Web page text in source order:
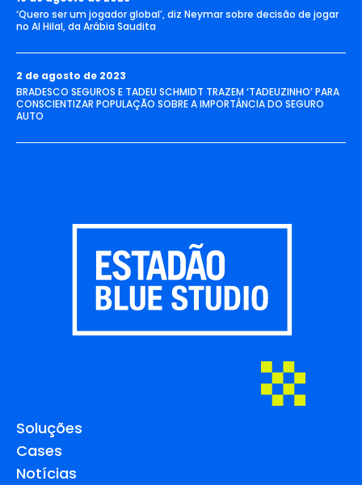
‘Quero ser um jogador global’, diz Neymar sobre decisão de jogar
no Al Hilal, da Arábia Saudita
2 de agosto de 2023
BRADESCO SEGUROS E TADEU SCHMIDT TRAZEM ‘TADEUZINHO’ PARA
CONSCIENTIZAR POPULAÇÃO SOBRE A IMPORTÂNCIA DO SEGURO
AUTO
Soluções
Cases
Notícias